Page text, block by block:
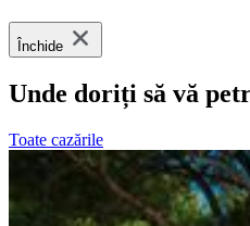
Închide
Unde doriți să vă
Toate cazările